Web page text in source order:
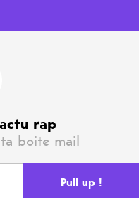
rap
boite mail